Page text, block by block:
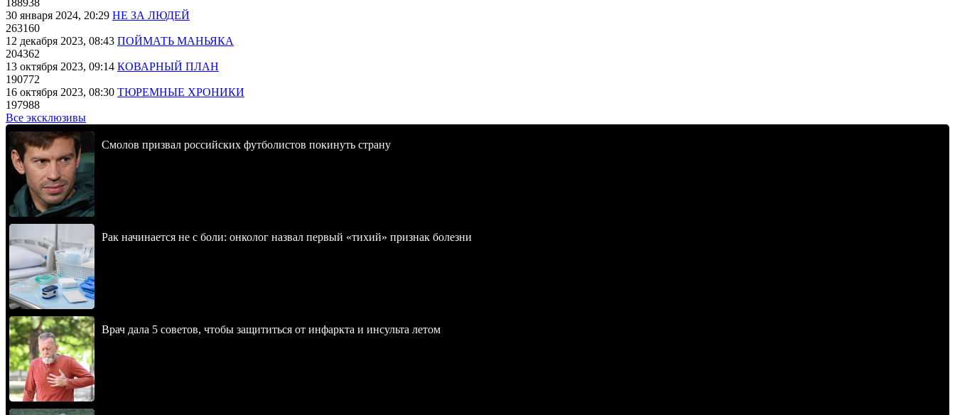
188938
30 января 2024, 20:29 НЕ ЗА ЛЮДЕЙ
263160
12 декабря 2023, 08:43 ПОЙМАТЬ МАНЬЯКА
204362
13 октября 2023, 09:14 КОВАРНЫЙ ПЛАН
190772
16 октября 2023, 08:30 ТЮРЕМНЫЕ ХРОНИКИ
197988
Все эксклюзивы
Смолов призвал российских футболистов покинуть страну
Рак начинается не с боли: онколог назвал первый «тихий» признак болезни
Врач дала 5 советов, чтобы защититься от инфаркта и инсульта летом